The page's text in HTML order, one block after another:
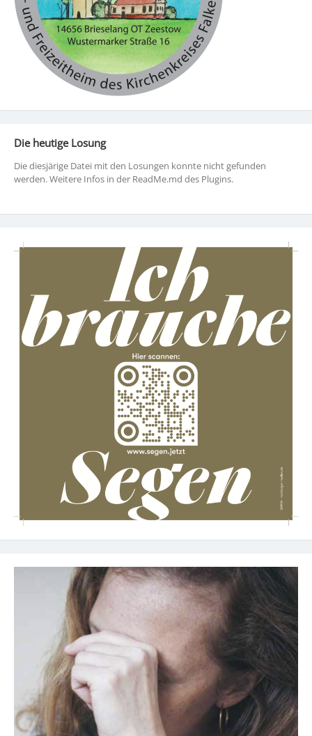
Die heutige Losung
Die diesjärige Datei mit den Losungen konnte nicht gefunden
werden. Weitere Infos in der ReadMe.md des Plugins.